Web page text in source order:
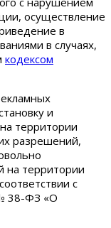
осуществление
в
в случаях,
кодексом
и
территории
разрешений,
на территории
с
38-ФЗ «О